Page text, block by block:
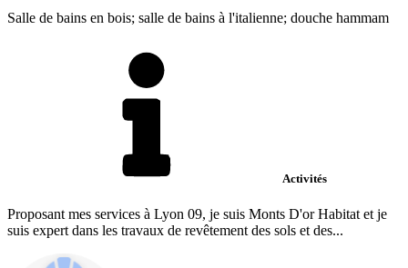
Salle de bains en bois; salle de bains à l'italienne; douche hammam
Activités
Proposant mes services à Lyon 09, je suis Monts D'or Habitat et je
suis expert dans les travaux de revêtement des sols et des...